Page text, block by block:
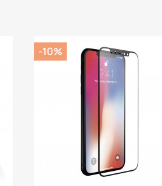
-10%